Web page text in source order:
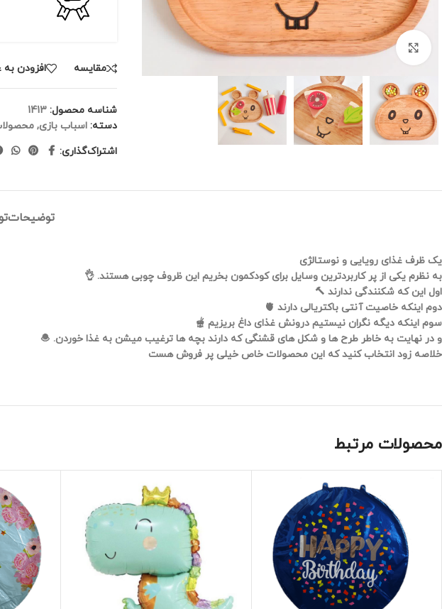
برای بزرگنمایی کلیک کنید
مقايسه افزودن به
شناسه محصول: 1413
دسته: اسباب بازی,
اشتراک‌گذاری:
توضیحات
یک ظرف غذای رویایی و نوستالژی
به نظرم یکی از پر کاربردترین وسایل برای کودکمون بخریم این ظروف چوبی هستند. 👌
اول این که شکنندگی ندارند 🔨
دوم اینکه خاصیت آنتی باکتریالی دارند 🫀
سوم اینکه دیگه نگران نیستیم درونش غذای داغ بریزیم 🫕
و در نهایت به خاطر طرح ها و شکل های قشنگی که دارند بچه ها ترغیب میشن به غذا خوردن. 🧆
خلاصه زود انتخاب کنید که این محصولات خاص خیلی پر فروش هست
محصولات مرتبط